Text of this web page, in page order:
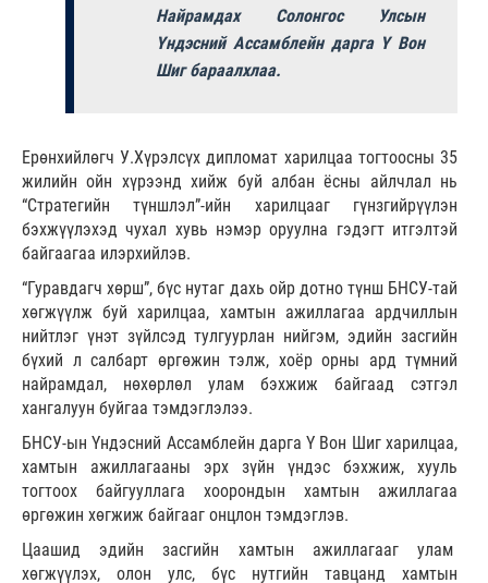
Найрамдах Солонгос Улсын
Үндэсний Ассамблейн дарга Ү Вон
Шиг бараалхлаа.
Ерөнхийлөгч У.Хүрэлсүх дипломат харилцаа тогтоосны 35
жилийн ойн хүрээнд хийж буй албан ёсны айлчлал нь
“Стратегийн түншлэл”-ийн харилцааг гүнзгийрүүлэн
бэхжүүлэхэд чухал хувь нэмэр оруулна гэдэгт итгэлтэй
байгаагаа илэрхийлэв.
“Гуравдагч хөрш”, бүс нутаг дахь ойр дотно түнш БНСУ-тай
хөгжүүлж буй харилцаа, хамтын ажиллагаа ардчиллын
нийтлэг үнэт зүйлсэд тулгуурлан нийгэм, эдийн засгийн
бүхий л салбарт өргөжин тэлж, хоёр орны ард түмний
найрамдал, нөхөрлөл улам бэхжиж байгаад сэтгэл
хангалуун буйгаа тэмдэглэлээ.
БНСУ-ын Үндэсний Ассамблейн дарга Ү Вон Шиг харилцаа,
хамтын ажиллагааны эрх зүйн үндэс бэхжиж, хууль
тогтоох байгууллага хоорондын хамтын ажиллагаа
өргөжин хөгжиж байгааг онцлон тэмдэглэв.
Цаашид эдийн засгийн хамтын ажиллагааг улам
хөгжүүлэх, олон улс, бүс нутгийн тавцанд хамтын